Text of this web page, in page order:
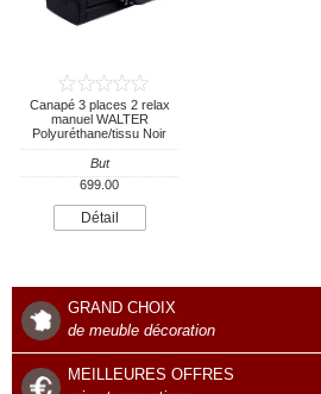
Canapé 3 places 2 relax
manuel WALTER
Polyuréthane/tissu Noir
But
699.00
Détail
GRAND CHOIX
de meuble décoration
MEILLEURES OFFRES